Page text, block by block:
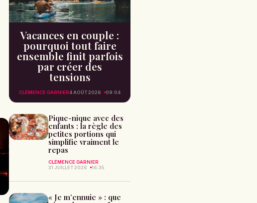
Vacances en couple :
pourquoi tout faire
ensemble finit parfois
par créer des
tensions
CLÉMENCE GARNIER4 AOÛT 2026 09:04
Pique-nique avec des
enfants : la règle des
petites portions qui
simplifie vraiment le
repas
CLÉMENCE GARNIER
31 JUILLET 2026
16:35
« Je m’ennuie » : que